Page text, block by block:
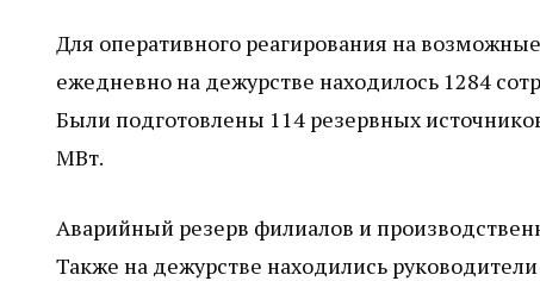
Для оперативного реагирования на
ежедневно на дежурстве находилось 1284
Были подготовлены 114 резервных
МВт.
Аварийный резерв филиалов и
Также на дежурстве находились